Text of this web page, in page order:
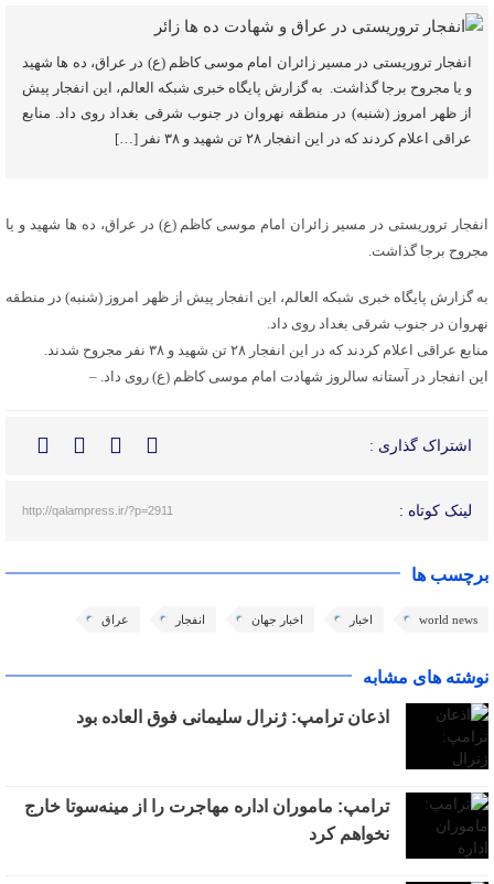
انفجار تروریستی در مسیر زائران امام موسی کاظم (ع) در عراق، ده ها شهید
و یا مجروح برجا گذاشت. به گزارش پایگاه خبری شبکه العالم، این انفجار پیش
از ظهر امروز (شنبه) در منطقه نهروان در جنوب شرقی بغداد روی داد. منابع
عراقی اعلام کردند که در این انفجار ۲۸ تن شهید و ۳۸ نفر […]
انفجار تروریستی در مسیر زائران امام موسی کاظم (ع) در عراق، ده ها شهید و یا
مجروح برجا گذاشت.
به گزارش پایگاه خبری شبکه العالم، این انفجار پیش از ظهر امروز (شنبه) در منطقه
نهروان در جنوب شرقی بغداد روی داد.
منابع عراقی اعلام کردند که در این انفجار ۲۸ تن شهید و ۳۸ نفر مجروح شدند.
این انفجار در آستانه سالروز شهادت امام موسی کاظم (ع) روی داد. –
اشتراک گذاری :
لینک کوتاه : http://qalampress.ir/?p=2911
برچسب ها
world news اخبار اخبار جهان انفجار عراق
نوشته های مشابه
اذعان ترامپ: ژنرال سلیمانی فوق العاده بود
ترامپ: ماموران اداره مهاجرت را از مینه‌سوتا خارج
نخواهم کرد